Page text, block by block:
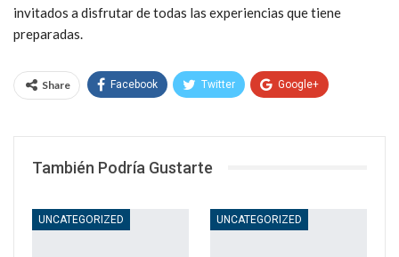
invitados a disfrutar de todas las experiencias que tiene
preparadas.
Share Facebook Twitter Google+
También Podría Gustarte
UNCATEGORIZED UNCATEGORIZED